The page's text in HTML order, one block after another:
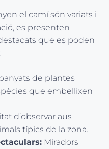
el camí són variats i
es presenten
que es poden
de plantes
que embellixen
d’observar aus
típics de la zona.
Miradors